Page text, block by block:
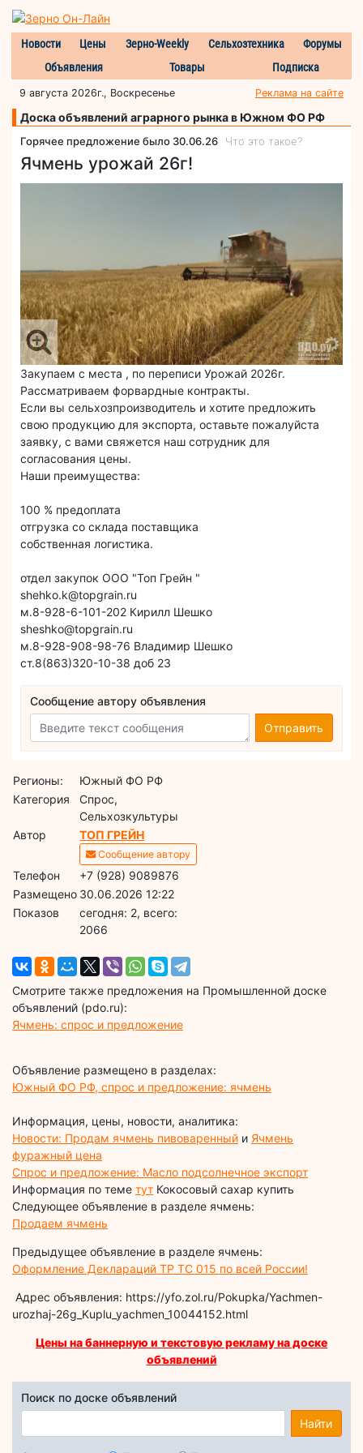
Новости Цены Зерно-Weekly Сельхозтехника
Форумы
Объявления
Товары Подписка
9 августа 2026г., Воскресенье Реклама на сайте
Доска объявлений аграрного рынка в Южном ФО РФ
Горячее предложение было 30.06.26 Что это такое?
Ячмень урожай 26г!
Закупаем с места , по переписи Урожай 2026г.
Рассматриваем форвардные контракты.
Если вы сельхозпроизводитель и хотите предложить
свою продукцию для экспорта, оставьте пожалуйста
заявку, с вами свяжется наш сотрудник для
согласования цены.
Наши преимущества:
100 % предоплата
отгрузка со склада поставщика
собственная логистика.
отдел закупок ООО "Топ Грейн "
shehko.k@topgrain.ru
м.8-928-6-101-202 Кирилл Шешко
sheshko@topgrain.ru
м.8-928-908-98-76 Владимир Шешко
ст.8(863)320-10-38 доб 23
Сообщение автору объявления
Отправить
Регионы:
Южный ФО РФ
Категория
Спрос,
Сельхозкультуры
Автор
ТОП ГРЕЙН
Сообщение автору
Телефон
+7 (928) 9089876
Размещено 30.06.2026 12:22
Показов
cегодня: 2, всего:
2066
Смотрите также предложения на Промышленной доске
объявлений (pdo.ru):
Ячмень: спрос и предложение
Объявление размещено в разделах:
Южный ФО РФ, спрос и предложение: ячмень
Информация, цены, новости, аналитика:
Новости: Продам ячмень пивоваренный и Ячмень
фуражный цена
Спрос и предложение: Масло подсолнечное экспорт
Информация по теме тут Кокосовый сахар купить
Следующее объявление в разделе ячмень:
Продаем ячмень
Предыдущее объявление в разделе ячмень:
Оформление Деклараций ТР ТС 015 по всей России!
Адрес объявления: https://yfo.zol.ru/Pokupka/Yachmen-
urozhaj-26g_Kuplu_yachmen_10044152.html
Цены на баннерную и текстовую рекламу на доске
объявлений
Поиск по доске объявлений
Найти